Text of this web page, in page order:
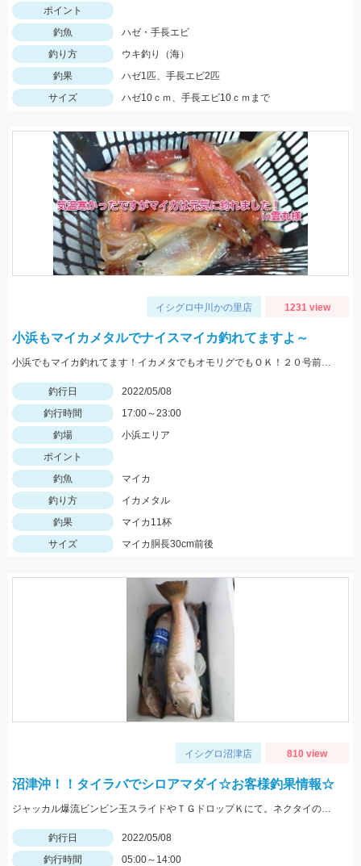
ポイント
釣魚
ハゼ・手長エビ
釣り方
ウキ釣り（海）
釣果
ハゼ1匹、手長エビ2匹
サイズ
ハゼ10ｃｍ、手長エビ10ｃｍまで
イシグロ中川かの里店 1231 view
小浜もマイカメタルでナイスマイカ釣れてますよ～
小浜でもマイカ釣れてます！イカメタでもオモリグでもＯＫ！２０号前後用意していきましょう
釣行日
2022/05/08
釣行時間
17:00～23:00
釣場
小浜エリア
ポイント
釣魚
マイカ
釣り方
イカメタル
釣果
マイカ11杯
サイズ
マイカ胴長30cm前後
イシグロ沼津店 810 view
沼津沖！！タイラバでシロアマダイ☆お客様釣果情報☆
ジャッカル爆流ビンビン玉スライドやＴＧドロップＫにて。ネクタイのカラーは黒やチャートです！
釣行日
2022/05/08
釣行時間
05:00～14:00